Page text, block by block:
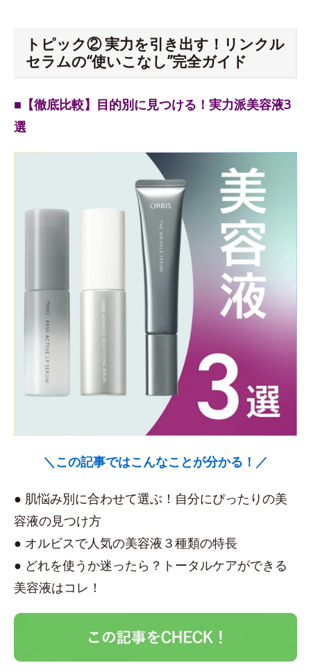
トピック② 実力を引き出す！リンクル
セラムの“使いこなし”完全ガイド
■【徹底比較】目的別に見つける！実力派美容液3
選
＼この記事ではこんなことが分かる！／
● 肌悩み別に合わせて選ぶ！自分にぴったりの美
容液の見つけ方
● オルビスで人気の美容液３種類の特長
● どれを使うか迷ったら？トータルケアができる
美容液はコレ！